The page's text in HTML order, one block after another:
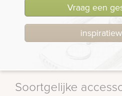
Vraag een
Soortgelijke